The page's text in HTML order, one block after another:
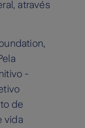
através
-
de
vida